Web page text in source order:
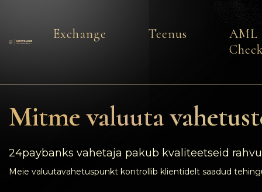
Reservid
Tagasiside
Exchange Teenus
AML
Mitme valuuta
24paybanks vahetaja pakub kvaliteetseid
Meie valuutavahetuspunkt kontrollib klientidelt saadud